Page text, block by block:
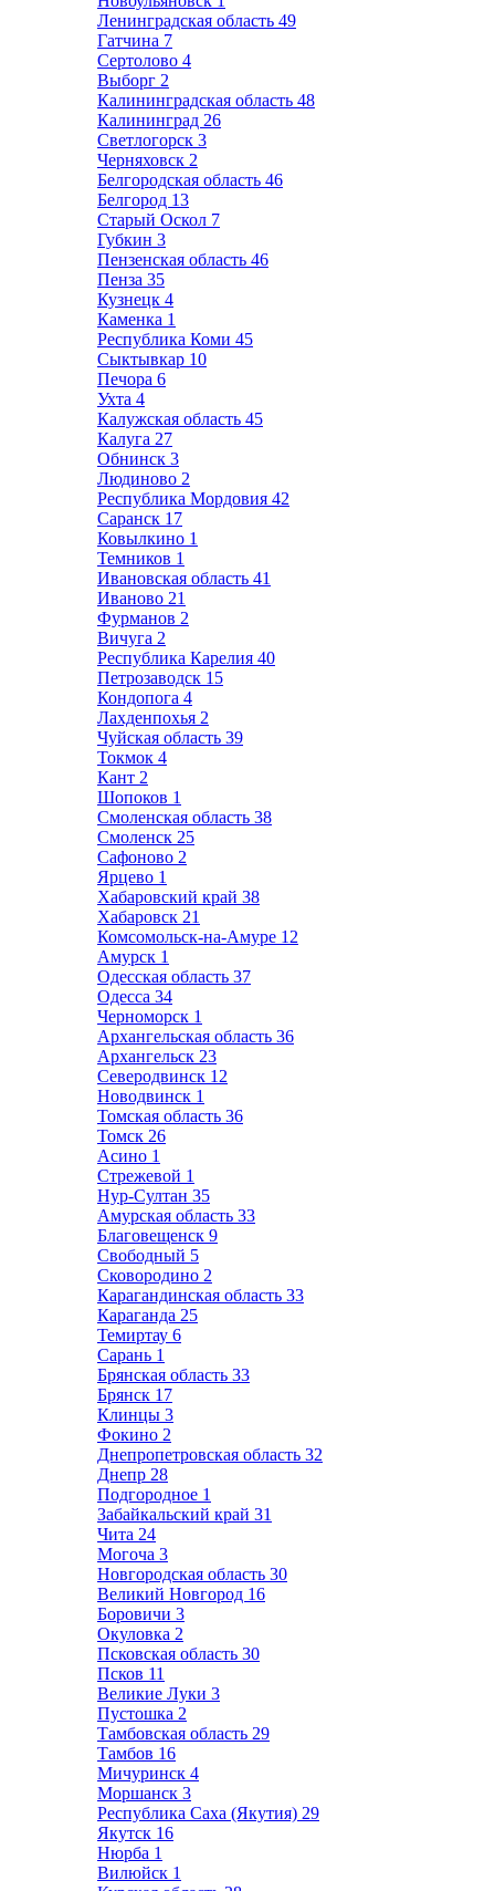
Ленинградская область 49
Гатчина 7
Сертолово 4
Выборг 2
Калининградская область 48
Калининград 26
Светлогорск 3
Черняховск 2
Белгородская область 46
Белгород 13
Старый Оскол 7
Губкин 3
Пензенская область 46
Пенза 35
Кузнецк 4
Каменка 1
Республика Коми 45
Сыктывкар 10
Печора 6
Ухта 4
Калужская область 45
Калуга 27
Обнинск 3
Людиново 2
Республика Мордовия 42
Саранск 17
Ковылкино 1
Темников 1
Ивановская область 41
Иваново 21
Фурманов 2
Вичуга 2
Республика Карелия 40
Петрозаводск 15
Кондопога 4
Лахденпохья 2
Чуйская область 39
Токмок 4
Кант 2
Шопоков 1
Смоленская область 38
Смоленск 25
Сафоново 2
Ярцево 1
Хабаровский край 38
Хабаровск 21
Комсомольск-на-Амуре 12
Амурск 1
Одесская область 37
Одесса 34
Черноморск 1
Архангельская область 36
Архангельск 23
Северодвинск 12
Новодвинск 1
Томская область 36
Томск 26
Асино 1
Стрежевой 1
Нур-Султан 35
Амурская область 33
Благовещенск 9
Свободный 5
Сковородино 2
Карагандинская область 33
Караганда 25
Темиртау 6
Сарань 1
Брянская область 33
Брянск 17
Клинцы 3
Фокино 2
Днепропетровская область 32
Днепр 28
Подгородное 1
Забайкальский край 31
Чита 24
Могоча 3
Новгородская область 30
Великий Новгород 16
Боровичи 3
Окуловка 2
Псковская область 30
Псков 11
Великие Луки 3
Пустошка 2
Тамбовская область 29
Тамбов 16
Мичуринск 4
Моршанск 3
Республика Саха (Якутия) 29
Якутск 16
Нюрба 1
Вилюйск 1